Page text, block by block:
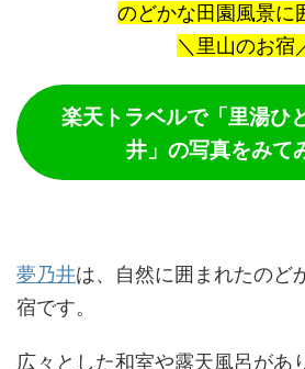
のどかな田園風景に
＼里山のお宿
楽天トラベルで「里湯ひ
井」の写真をみて
夢乃井は、自然に囲まれたのど
宿です。
広々とした和室や露天風呂があ